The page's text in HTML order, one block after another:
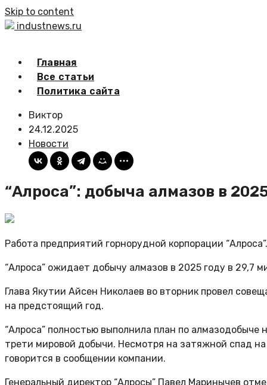
Skip to content
industnews.ru
Главная
Все статьи
Политика сайта
Виктор
24.12.2025
Новости
“Алроса”: добыча алмазов в
Работа предприятий горнорудной корпорации
“Алроса” ожидает добычу алмазов в 2025 году в 29,7
Глава Якутии Айсен Николаев во вторник провел
на предстоящий год.
“Алроса” полностью выполнила план по
трети мировой добычи. Несмотря на затяжной спад
говорится в сообщении компании.
Генеральный директор “Алросы” Павел Маринычев